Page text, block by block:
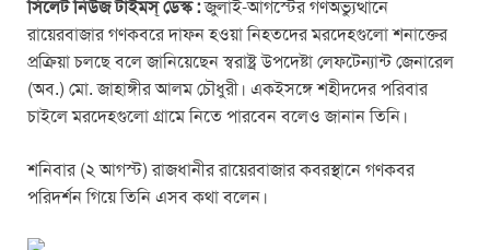
c
e
b
o
o
k
tt
er
ail at
s
A
p
p
ss
e
n
g
er
t
ar
e
সিলেট নিউজ টাইমস্ ডেস্ক :জুলাই-আগস্টের গণঅভ্যুত্থানে
রায়েরবাজার গণকবরে দাফন হওয়া নিহতদের মরদেহগুলো শনাক্তের
প্রক্রিয়া চলছে বলে জানিয়েছেন স্বরাষ্ট্র উপদেষ্টা লেফটেন্যান্ট জেনারেল
(অব.) মো. জাহাঙ্গীর আলম চৌধুরী। একইসঙ্গে শহীদদের পরিবার
চাইলে মরদেহগুলো গ্রামে নিতে পারবেন বলেও জানান তিনি।
শনিবার (২ আগস্ট) রাজধানীর রায়েরবাজার কবরস্থানে গণকবর
পরিদর্শন গিয়ে তিনি এসব কথা বলেন।